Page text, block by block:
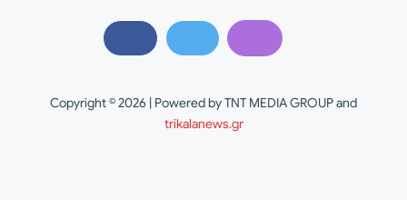
Copyright © 2026 | Powered by TNT MEDIA GROUP and
trikalanews.gr